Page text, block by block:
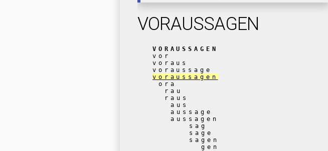
VORAUSSAGEN
VORAUSSAGEN
vor
voraus
voraussage
voraussagen
ora
rau
raus
aus
aussage
aussagen
sag
sage
sagen
gen